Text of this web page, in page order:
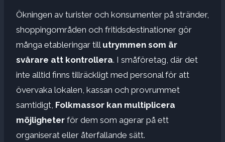
Ökningen av turister och konsumenter på stränder,
shoppingområden och fritidsdestinationer gör
många etableringar till utrymmen som är
svårare att kontrollera. I småföretag, där det
inte alltid finns tillräckligt med personal för att
övervaka lokalen, kassan och provrummet
samtidigt, Folkmassor kan multiplicera
möjligheter för dem som agerar på ett
organiserat eller återfallande sätt.